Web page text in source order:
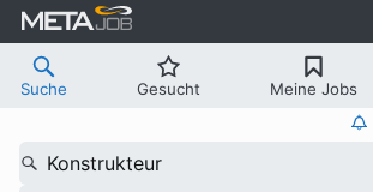
Suche Gesucht Meine Jobs
Konstrukteur